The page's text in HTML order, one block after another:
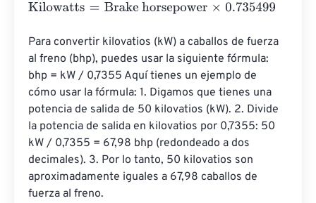
Kilowatts=Brake horsepower×0.735499
Para convertir kilovatios (kW) a caballos de fuerza
al freno (bhp), puedes usar la siguiente fórmula:
bhp = kW / 0,7355 Aquí tienes un ejemplo de
cómo usar la fórmula: 1. Digamos que tienes una
potencia de salida de 50 kilovatios (kW). 2. Divide
la potencia de salida en kilovatios por 0,7355: 50
kW / 0,7355 = 67,98 bhp (redondeado a dos
decimales). 3. Por lo tanto, 50 kilovatios son
aproximadamente iguales a 67,98 caballos de
fuerza al freno.